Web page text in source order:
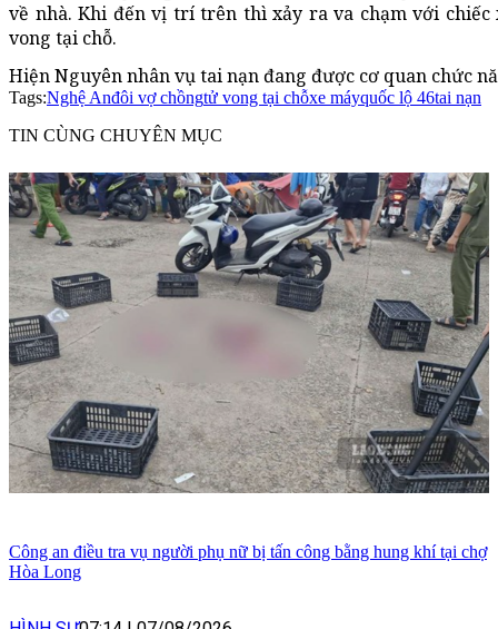
về nhà. Khi đến vị trí trên thì xảy ra va chạm với
vong tại chỗ.
Hiện Nguyên nhân vụ tai nạn đang được cơ quan chức
Tags:Nghệ Anđôi vợ chồngtử vong tại chỗxe máyquốc lộ 46tai nạn
TIN CÙNG CHUYÊN MỤC
Công an điều tra vụ người phụ nữ bị tấn công bằng hung khí tại chợ
Hòa Long